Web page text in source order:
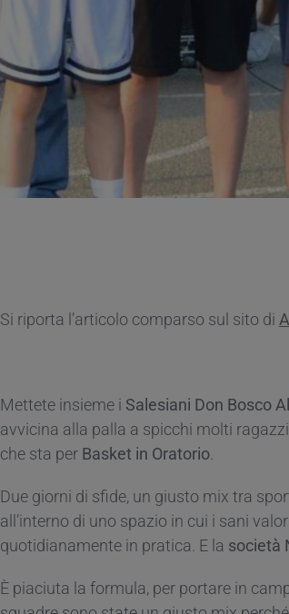
Si riporta l’articolo comparso sul sito di
Mettete insieme i Salesiani Don Bosco
avvicina alla palla a spicchi molti
che sta per Basket in Oratorio
Due giorni di sfide, un giusto mix tra
all’interno di uno spazio in cui i sani
quotidianamente in pratica. E la società
È piaciuta la formula, per portare in